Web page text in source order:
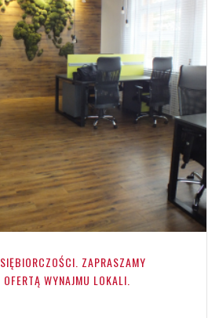
ZAPRASZAMY
WYNAJMU LOKALI.